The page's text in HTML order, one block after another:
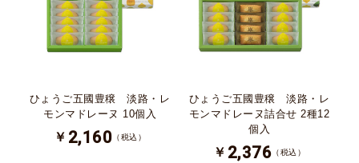
ひょうご五國豊穣 淡路・レ
モンマドレーヌ 10個入
￥ 2,160 （税込）
ひょうご五國豊穣 淡路・レ
モンマドレーヌ詰合せ 2種12
個入
￥ 2,376 （税込）